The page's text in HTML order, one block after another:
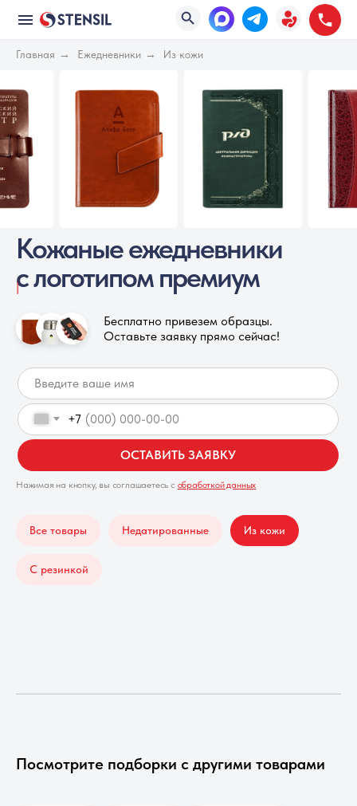
Главная → Ежедневники → Из кожи
Кожаные ежедневники
с логотипом премиум
|
+7
ОСТАВИТЬ ЗАЯВКУ
Бесплатно привезем образцы.
Оставьте заявку прямо сейчас!
Нажимая на кнопку, вы соглашаетесь с обработкой данных
Все товары Недатированные Из кожи
С резинкой
Посмотрите подборки с другими товарами